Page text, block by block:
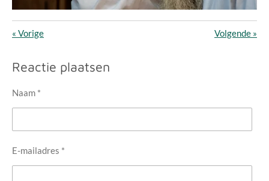
« Vorige Volgende »
Reactie plaatsen
Naam *
E-mailadres *